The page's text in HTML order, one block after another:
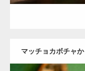
マッチョカボチャ